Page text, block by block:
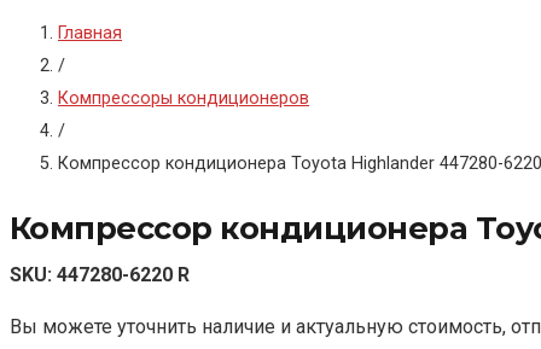
Главная
/
Компрессоры кондиционеров
/
Компрессор кондиционера Toyota Highlander 447280-
Компрессор кондиционера
SKU: 447280-6220 R
Вы можете уточнить наличие и актуальную стоимость,